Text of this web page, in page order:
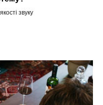
звуку